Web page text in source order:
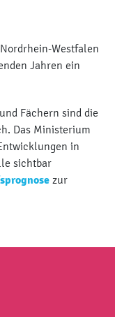
Westfalen
Jahren ein
Fächern sind die
Das Ministerium
in
sichtbar
zur